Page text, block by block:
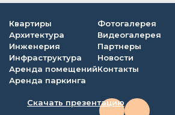
Квартиры
Архитектура
Инженерия
Инфраструктура
Аренда помещений
Аренда паркинга
Фотогалерея
Видеогалерея
Партнеры
Новости
Контакты
Скачать презентацию